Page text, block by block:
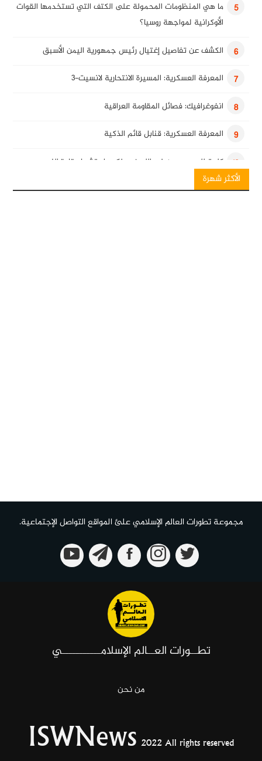
5
ما هي المنظومات المحمولة على الكتف التي تستخدمها القوات
الأوكرانية لمواجهة روسيا؟
6 الكشف عن تفاصيل إغتيال رئيس جمهورية اليمن الأسبق
7 المعرفة العسكرية: المسيرة الانتحارية لانسيت-3
8 انفوغرافيك: فصائل المقاومة العراقية
9 المعرفة العسكرية: قنابل قائم الذكية
10 كلمة للسيد حسن نصرالله في ذكرى استشهاد قادة النصر
الأكثر شهرة
مجموعة تطورات العالم الإسلامي علئ المواقع التواصل الإجتماعية.
تطــورات العــالم الإسلامـــــــــــي
من نحن
ISWNews 2022 All rights reserved